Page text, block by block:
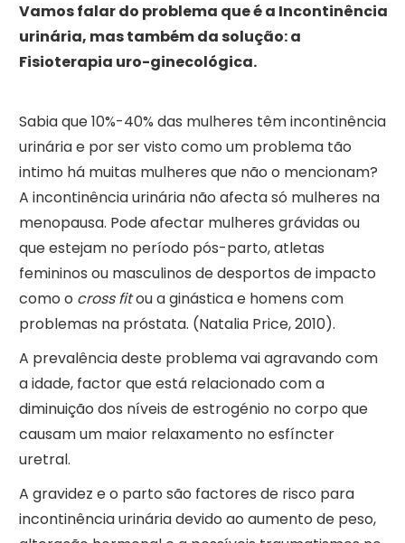
Vamos falar do problema que é a Incontinência
urinária, mas também da solução: a
Fisioterapia uro-ginecológica.
Sabia que 10%-40% das mulheres têm incontinência
urinária e por ser visto como um problema tão
intimo há muitas mulheres que não o mencionam?
A incontinência urinária não afecta só mulheres na
menopausa. Pode afectar mulheres grávidas ou
que estejam no período pós-parto, atletas
femininos ou masculinos de desportos de impacto
como o cross fitou a ginástica e homens com
problemas na próstata. (Natalia Price, 2010).
A prevalência deste problema vai agravando com
a idade, factor que está relacionado com a
diminuição dos níveis de estrogénio no corpo que
causam um maior relaxamento no esfíncter
uretral.
A gravidez e o parto são factores de risco para
incontinência urinária devido ao aumento de peso,